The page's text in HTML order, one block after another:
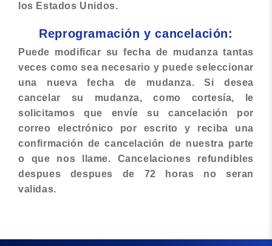
los Estados Unidos.
Reprogramación y cancelación:
Puede modificar su fecha de mudanza tantas
veces como sea necesario y puede seleccionar
una nueva fecha de mudanza. Si desea
cancelar su mudanza, como cortesía, le
solicitamos que envíe su cancelación por
correo electrónico por escrito y reciba una
confirmación de cancelación de nuestra parte
o que nos llame. Cancelaciones refundibles
despues despues de 72 horas no seran
validas.